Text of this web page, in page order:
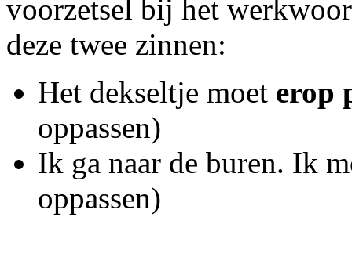
voorzetsel bij het
deze twee zinnen:
Het dekseltje moet erop
oppassen)
Ik ga naar de buren. Ik
oppassen)